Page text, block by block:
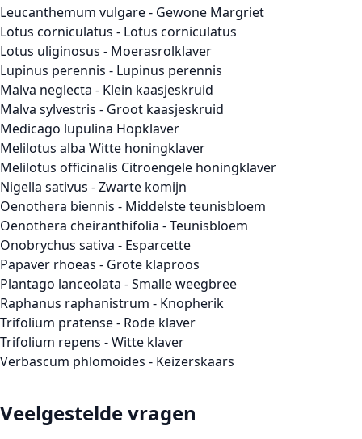
Leucanthemum vulgare - Gewone Margriet
Lotus corniculatus - Lotus corniculatus
Lotus uliginosus - Moerasrolklaver
Lupinus perennis - Lupinus perennis
Malva neglecta - Klein kaasjeskruid
Malva sylvestris - Groot kaasjeskruid
Medicago lupulina Hopklaver
Melilotus alba Witte honingklaver
Melilotus officinalis Citroengele honingklaver
Nigella sativus - Zwarte komijn
Oenothera biennis - Middelste teunisbloem
Oenothera cheiranthifolia - Teunisbloem
Onobrychus sativa - Esparcette
Papaver rhoeas - Grote klaproos
Plantago lanceolata - Smalle weegbree
Raphanus raphanistrum - Knopherik
Trifolium pratense - Rode klaver
Trifolium repens - Witte klaver
Verbascum phlomoides - Keizerskaars
Veelgestelde vragen